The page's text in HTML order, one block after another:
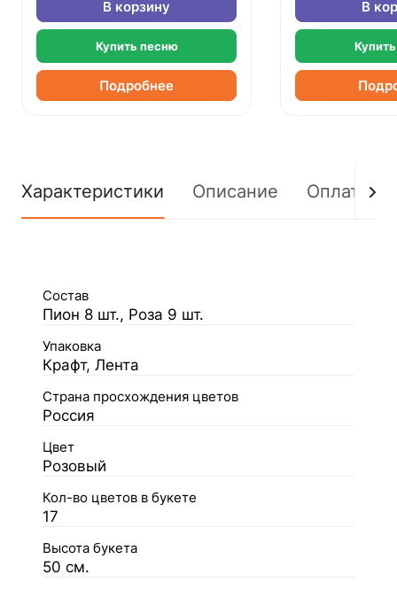
В корзину
Купить песню
Подробнее
В
Характеристики Описание Оплата
Состав
Пион 8 шт., Роза 9 шт.
Упаковка
Крафт, Лента
Страна просхождения цветов
Россия
Цвет
Розовый
Кол-во цветов в букете
17
Высота букета
50 см.